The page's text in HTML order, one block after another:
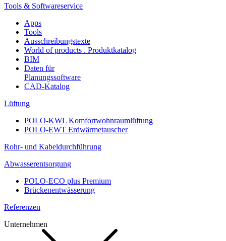
Tools & Softwareservice
Apps
Tools
Ausschreibungstexte
World of products . Produktkatalog
BIM
Daten für
Planungssoftware
CAD-Katalog
Lüftung
POLO-KWL Komfortwohnraumlüftung
POLO-EWT Erdwärmetauscher
Rohr- und Kabeldurchführung
Abwasserentsorgung
POLO-ECO plus Premium
Brückenentwässerung
Referenzen
Unternehmen